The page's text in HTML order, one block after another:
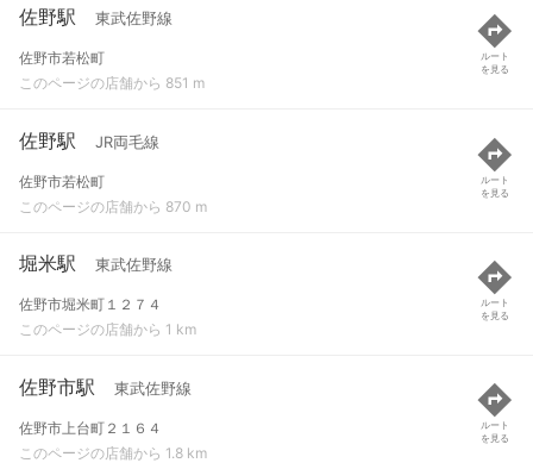
佐野駅 東武佐野線
佐野市若松町
このページの店舗から 851 m
ルート
を見る
佐野駅 JR両毛線
佐野市若松町
このページの店舗から 870 m
ルート
を見る
堀米駅 東武佐野線
佐野市堀米町１２７４
このページの店舗から 1 km
ルート
を見る
佐野市駅 東武佐野線
佐野市上台町２１６４
このページの店舗から 1.8 km
ルート
を見る